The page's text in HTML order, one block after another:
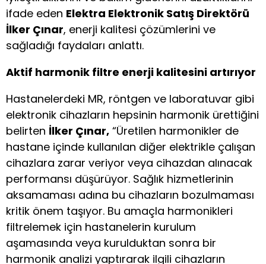
ifade eden Elektra Elektronik Satış Direktörü
İlker Çınar, enerji kalitesi çözümlerini ve
sağladığı faydaları anlattı.
Aktif harmonik filtre enerji kalitesini artırıyor
Hastanelerdeki MR, röntgen ve laboratuvar gibi
elektronik cihazların hepsinin harmonik ürettiğini
belirten İlker Çınar, “Üretilen harmonikler de
hastane içinde kullanılan diğer elektrikle çalışan
cihazlara zarar veriyor veya cihazdan alınacak
performansı düşürüyor. Sağlık hizmetlerinin
aksamaması adına bu cihazların bozulmaması
kritik önem taşıyor. Bu amaçla harmonikleri
filtrelemek için hastanelerin kurulum
aşamasında veya kurulduktan sonra bir
harmonik analizi yaptırarak ilgili cihazların